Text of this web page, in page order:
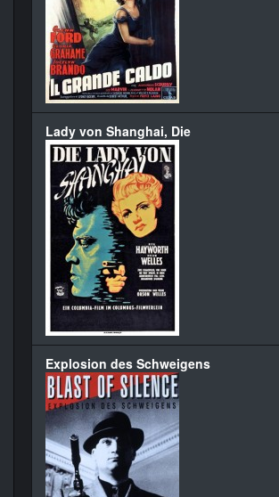
Lady von Shanghai, Die
Explosion des Schweigens